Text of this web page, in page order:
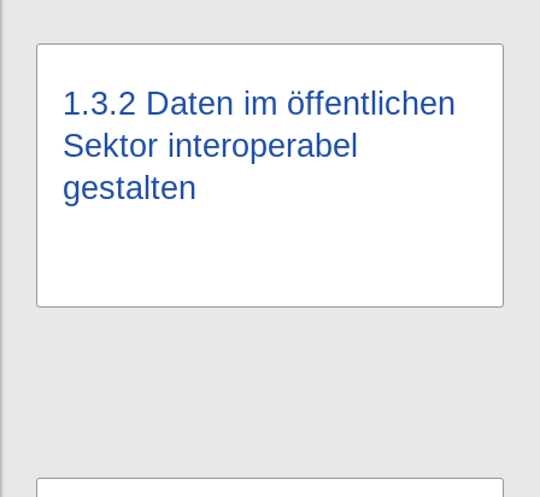
1.3.2 Daten im öffentlichen
Sektor interoperabel
gestalten